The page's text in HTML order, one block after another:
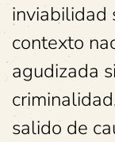
inviabilidad
contexto
agudizada
salido de